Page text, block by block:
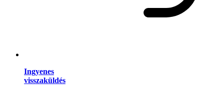
Ingyenes
visszaküldés